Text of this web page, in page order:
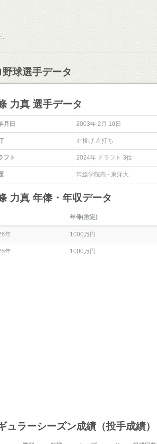
野球選手データ
力真 選手データ
月日 2003年 2月 10日
右投げ 左打ち
フト 2024年 ドラフト 3位
常総学院高 - 東洋大
力真 年俸・年収データ
年俸(推定)
年 1000万円
年 1000万円
ュラーシーズン成績（投手成績）